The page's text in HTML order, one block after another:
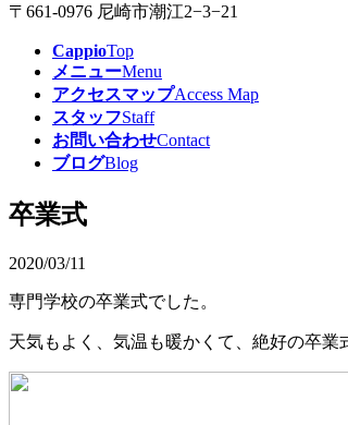
〒661-0976 尼崎市潮江2−3−21
CappioTop
メニューMenu
アクセスマップAccess Map
スタッフStaff
お問い合わせContact
ブログBlog
卒業式
2020/03/11
専門学校の卒業式でした。
天気もよく、気温も暖かくて、絶好の卒業